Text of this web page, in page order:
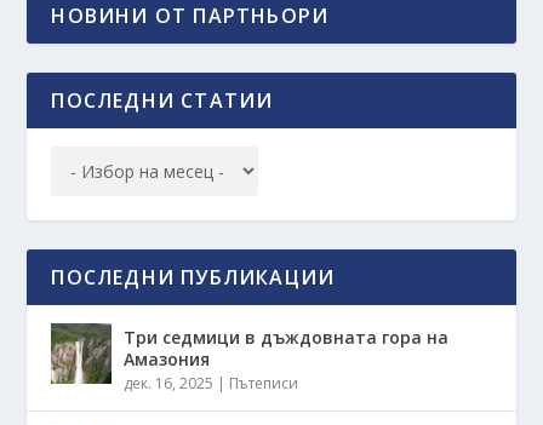
НОВИНИ ОТ ПАРТНЬОРИ
ПОСЛЕДНИ СТАТИИ
ПОСЛЕДНИ ПУБЛИКАЦИИ
Три седмици в дъждовната гора на
Амазония
дек. 16, 2025 | Пътеписи